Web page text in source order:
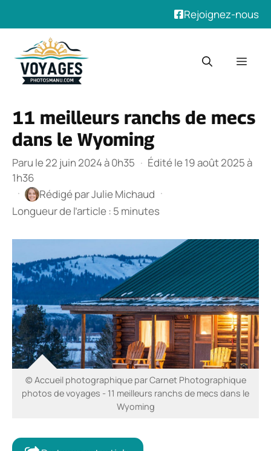
Rejoignez-nous
contenu
11 meilleurs ranchs de mecs
dans le Wyoming
Paru le 22 juin 2024 à 0h35 · Édité le 19 août 2025 à
1h36
·
Rédigé parJulie Michaud ·
Longueur de l’article : 5 minutes
© Accueil photographique par Carnet Photographique
photos de voyages - 11 meilleurs ranchs de mecs dans le
Wyoming